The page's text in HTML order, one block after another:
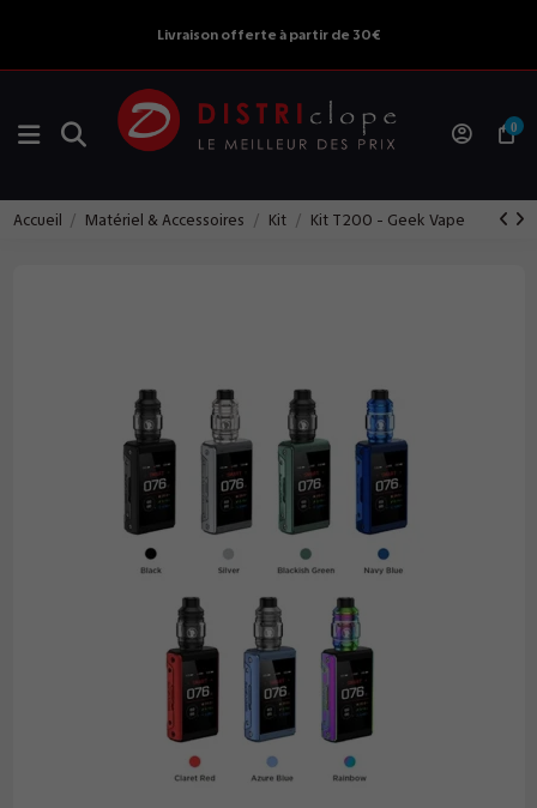
Livraison offerte à partir de 30€
0
Accueil Matériel & Accessoires Kit Kit T200 - Geek Vape